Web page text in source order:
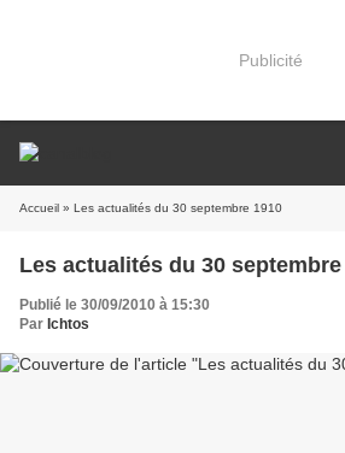
Publicité
Accueil » Les actualités du 30 septembre 1910
Les actualités du 30 septembre
Publié le 30/09/2010 à 15:30
Par Ichtos